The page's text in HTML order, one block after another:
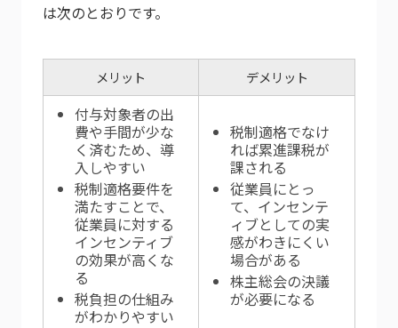
は次のとおりです。
メリット デメリット
付与対象者の出
費や手間が少な
く済むため、導
入しやすい
税制適格要件を
満たすことで、
従業員に対する
インセンティブ
の効果が高くな
る
税負担の仕組み
がわかりやすい
税制適格でなけ
れば累進課税が
課される
従業員にとっ
て、インセンテ
ィブとしての実
感がわきにくい
場合がある
株主総会の決議
が必要になる